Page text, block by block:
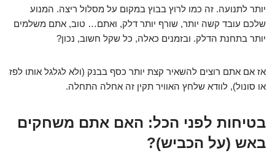
יותר לתנועה. זה כמו לרוץ בבוץ במקום על מסלול ריצה. המנוע
שלכם עובד קשה יותר, שורף יותר דלק, ואתם… טוב, אתם משלמים
יותר בתחנת הדלק. ובזמנים כאלה, כל שקל חשוב, נכון?
אז אם אתם רוצים להשאיר קצת יותר כסף בבנק (ולא לגלגל אותו לפז
או סונול), לוודא שלחץ האוויר תקין זה אחלה התחלה.
בטיחות לפני הכל: האם אתם משחקים
באש (על הכביש)?